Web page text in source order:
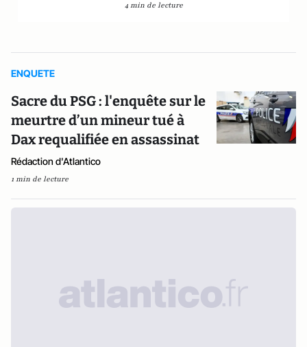
4 min de lecture
ENQUETE
Sacre du PSG : l'enquête sur le
meurtre d’un mineur tué à
Dax requalifiée en assassinat
Rédaction d'Atlantico
1 min de lecture